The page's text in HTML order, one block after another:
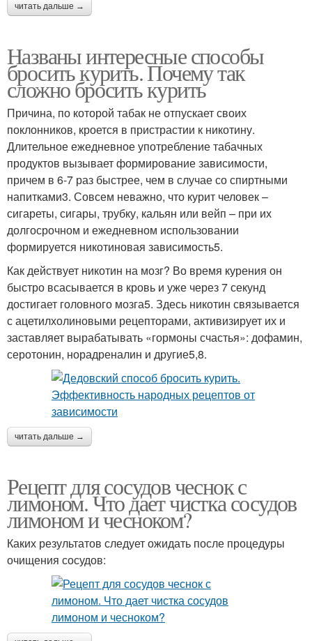
читать дальше →
Названы интересные способы
бросить курить. Почему так
сложно бросить курить
Причина, по которой табак не отпускает своих
поклонников, кроется в пристрастии к никотину.
Длительное ежедневное употребление табачных
продуктов вызывает формирование зависимости,
причем в 6-7 раз быстрее, чем в случае со спиртными
напитками3. Совсем неважно, что курит человек –
сигареты, сигары, трубку, кальян или вейп – при их
долгосрочном и ежедневном использовании
формируется никотиновая зависимость5.
Как действует никотин на мозг? Во время курения он
быстро всасывается в кровь и уже через 7 секунд
достигает головного мозга5. Здесь никотин связывается
с ацетилхолиновыми рецепторами, активизирует их и
заставляет вырабатывать «гормоны счастья»: дофамин,
серотонин, норадреналин и другие5,8.
читать дальше →
Рецепт для сосудов чеснок с
лимоном. Что дает чистка сосудов
лимоном и чесноком?
Каких результатов следует ожидать после процедуры
очищения сосудов: